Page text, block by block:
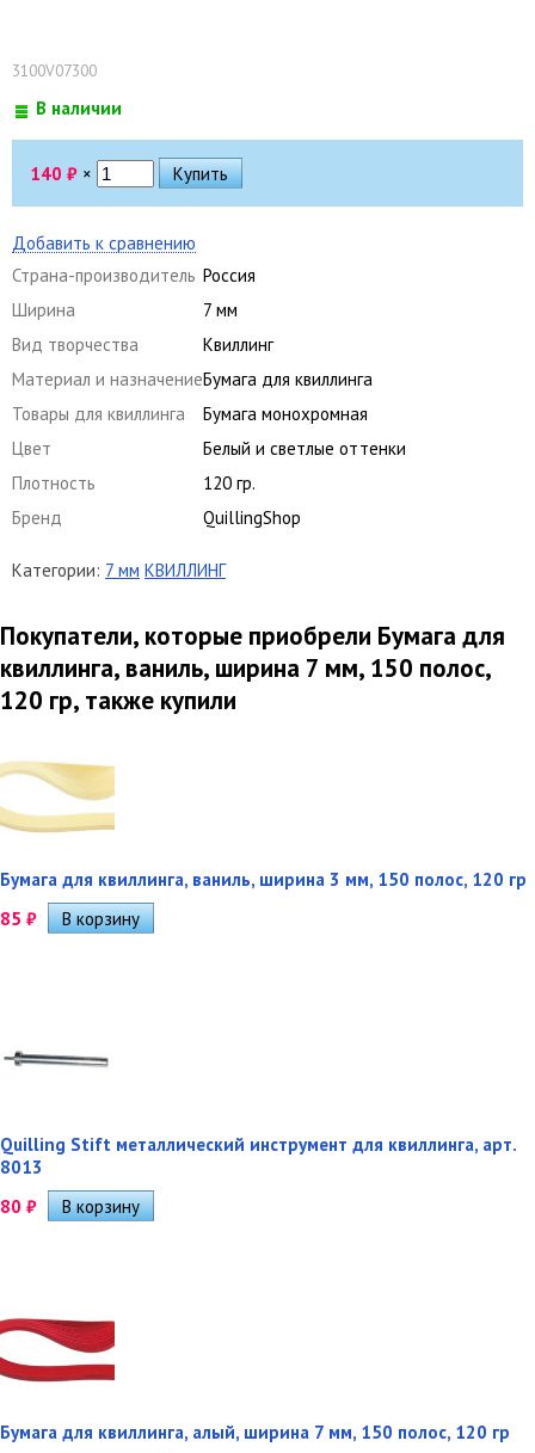
3100V07300
В наличии
140 ₽ ×
Добавить к сравнению
Страна-производитель Россия
Ширина
7 мм
Вид творчества
Квиллинг
Материал и назначениеБумага для квиллинга
Товары для квиллинга
Бумага монохромная
Цвет
Белый и светлые оттенки
Плотность
120 гр.
Бренд
QuillingShop
Категории: 7 мм КВИЛЛИНГ
Покупатели, которые приобрели Бумага для
квиллинга, ваниль, ширина 7 мм, 150 полос,
120 гр, также купили
Бумага для квиллинга, ваниль, ширина 3 мм, 150 полос, 120 гр
85 ₽
Quilling Stift металлический инструмент для квиллинга, арт.
8013
80 ₽
Бумага для квиллинга, алый, ширина 7 мм, 150 полос, 120 гр